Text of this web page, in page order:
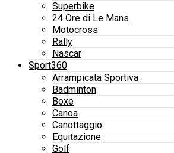
Superbike
24 Ore di Le Mans
Motocross
Rally
Nascar
Sport360
Arrampicata Sportiva
Badminton
Boxe
Canoa
Canottaggio
Equitazione
Golf